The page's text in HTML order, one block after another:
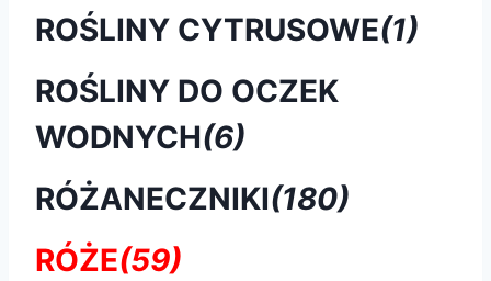
ROŚLINY CYTRUSOWE(1)
ROŚLINY DO OCZEK
WODNYCH(6)
RÓŻANECZNIKI(180)
RÓŻE(59)